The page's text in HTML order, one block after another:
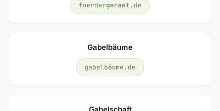
foerdergeraet.de
Gabelbäume
gabelbäume.de
Gabelschaft